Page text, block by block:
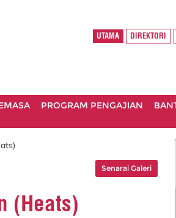
UTAMA DIREKTORI
PROGRAM PENGAJIAN
Senarai Galeri
(Heats)